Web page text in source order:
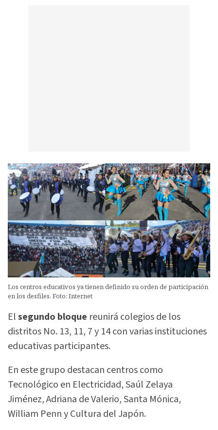
Los centros educativos ya tienen definido su orden de participación
en los desfiles. Foto: Internet
Elsegundo bloque reunirá colegios de los
distritos No. 13, 11, 7 y 14 con varias instituciones
educativas participantes.
En este grupo destacan centros como
Tecnológico en Electricidad, Saúl Zelaya
Jiménez, Adriana de Valerio, Santa Mónica,
William Penn y Cultura del Japón.